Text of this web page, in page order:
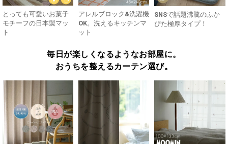
とっても可愛いお菓子
モチーフの日本製マッ
ト
アレルブロック&洗濯機
OK。洗えるキッチンマ
ット
SNSで話題沸騰のふか
ぴた極厚タイプ！
毎日が楽しくなるようなお部屋に。
おうちを整えるカーテン選び。